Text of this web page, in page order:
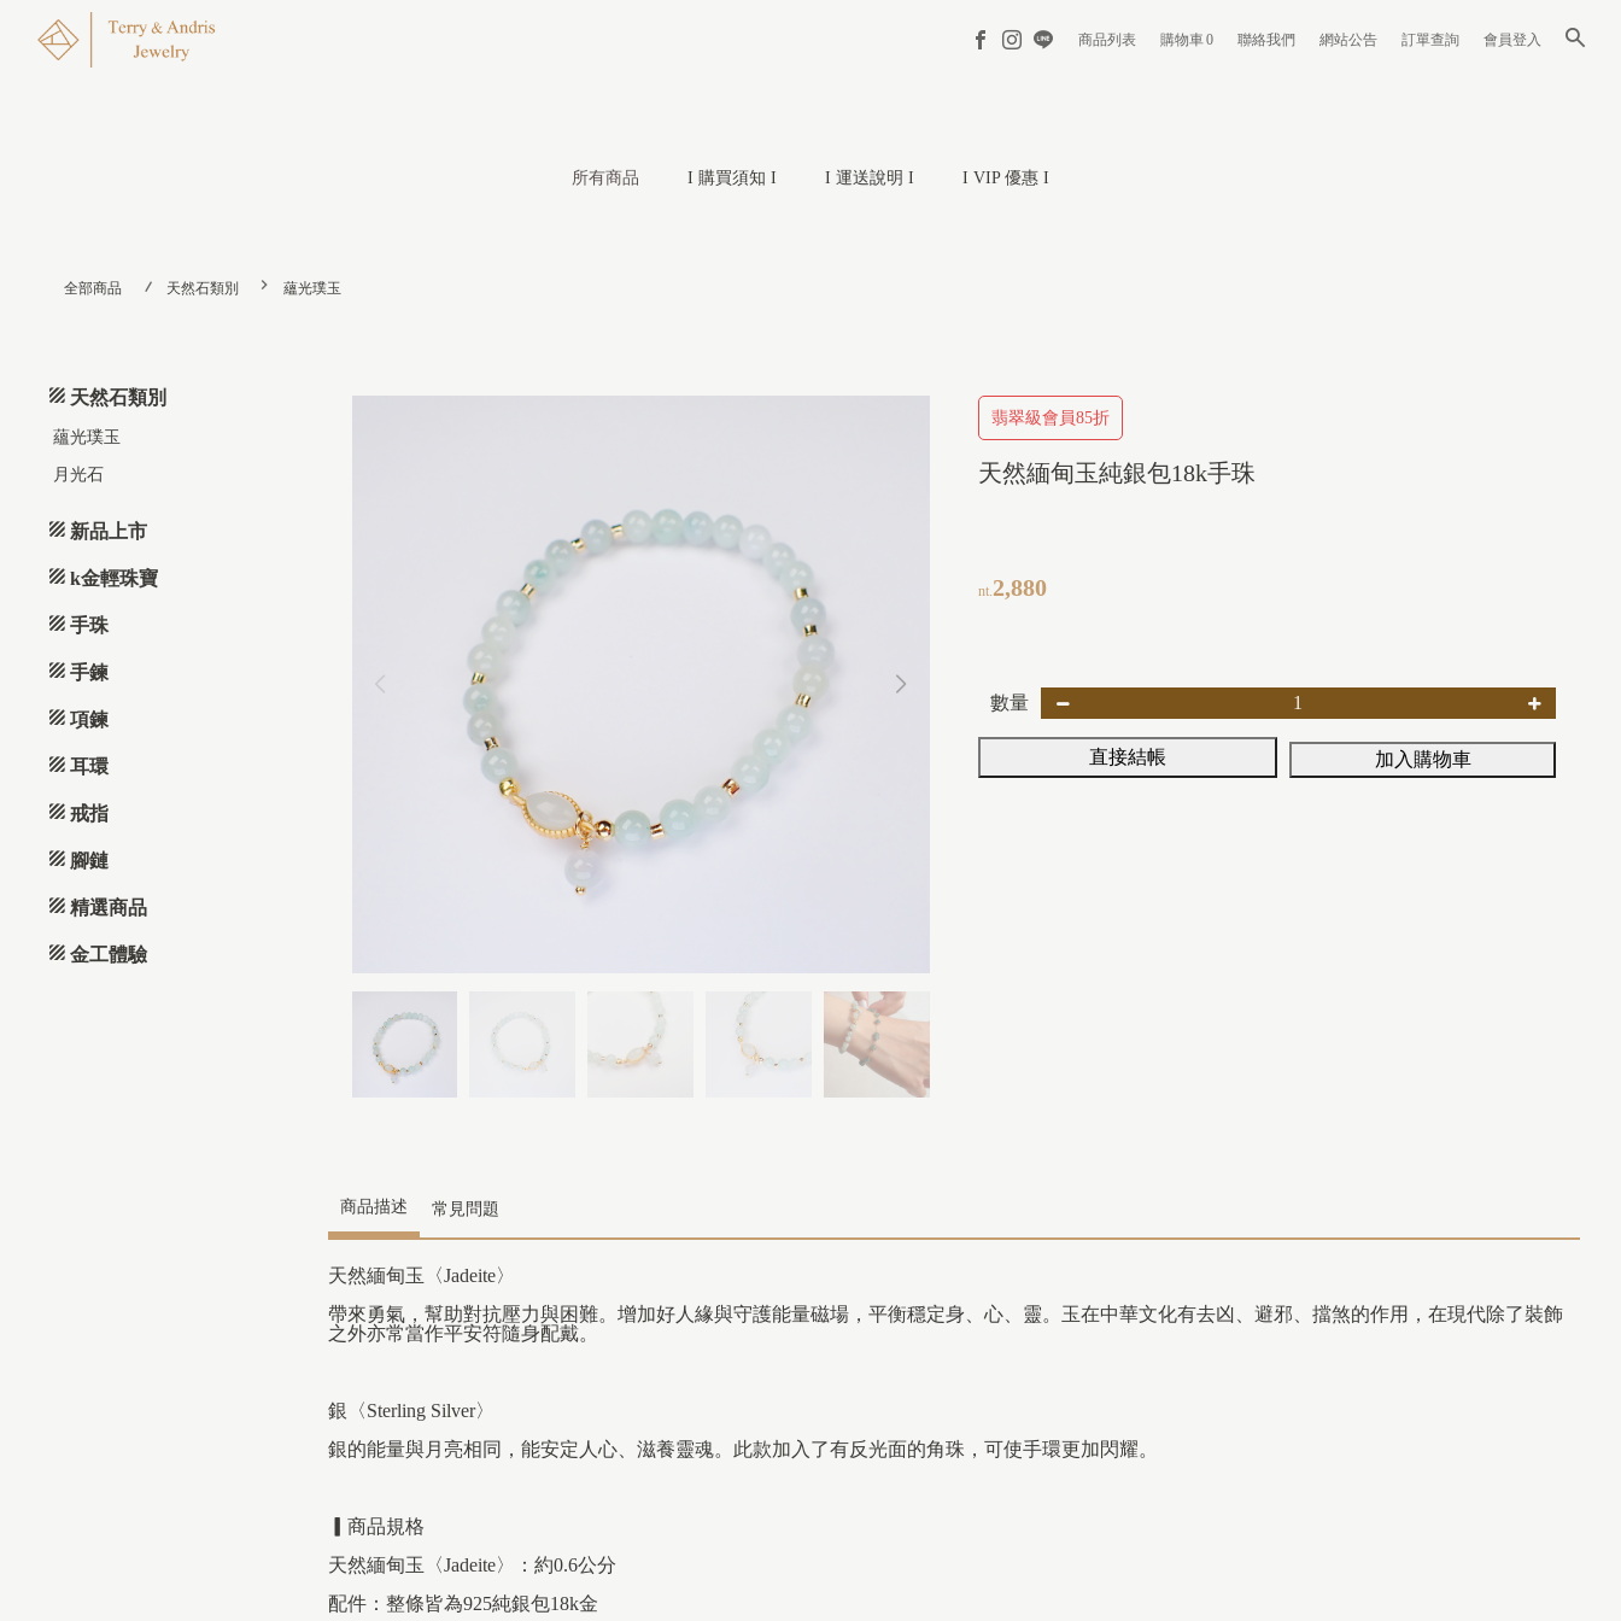
商品列表 購物車0 聯絡我們 網站公告 訂單查詢 會員登入
所有商品 I 購買須知 I I 運送說明 I I VIP 優惠 I
全部商品 天然石類別 蘊光璞玉
天然石類別
蘊光璞玉
月光石
新品上市
k金輕珠寶
手珠
手鍊
項鍊
耳環
戒指
腳鏈
精選商品
金工體驗
天然緬甸玉純銀包18k手珠
翡翠級會員85折
nt.2,880
數量
直接結帳 加入購物車
商品描述 常見問題
天然緬甸玉〈Jadeite〉
帶來勇氣，幫助對抗壓力與困難。增加好人緣與守護能量磁場，平衡穩定身、心、靈。玉在中華文化有去凶、避邪、擋煞的作用，在現代除了裝飾
之外亦常當作平安符隨身配戴。
銀〈Sterling Silver〉
銀的能量與月亮相同，能安定人心、滋養靈魂。此款加入了有反光面的角珠，可使手環更加閃耀。
商品規格
天然緬甸玉〈Jadeite〉：約0.6公分
配件：整條皆為925純銀包18k金